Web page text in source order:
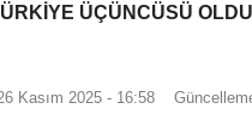
ÜÇÜNCÜSÜ OLDU
Kasım 2025 - 16:58